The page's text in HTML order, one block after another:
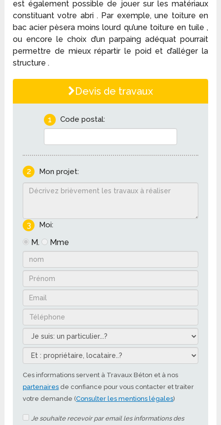
est également possible de jouer sur les matériaux
constituant votre abri . Par exemple, une toiture en
bac acier pèsera moins lourd qu’une toiture en tuile ,
ou encore le choix d’un parpaing adéquat pourrait
permettre de mieux répartir le poid et d’alléger la
structure .
Devis de travaux
1 Code postal:
2 Mon projet:
3 Moi:
M. Mme
Ces informations servent à Travaux Béton et à nos
partenaires de confiance pour vous contacter et traiter
votre demande (Consulter les mentions légales)
Je souhaite recevoir par email les informations des